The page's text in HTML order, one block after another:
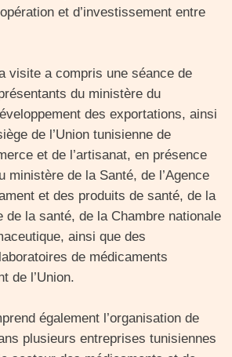
et d’investissement entre
visite a compris une séance de
du ministère du
des exportations, ainsi
de l’Union tunisienne de
et de l’artisanat, en présence
ministère de la Santé, de l’Agence
et des produits de santé, de la
de la santé, de la Chambre nationale
ainsi que des
de médicaments
de l’Union.
également l’organisation de
plusieurs entreprises tunisiennes